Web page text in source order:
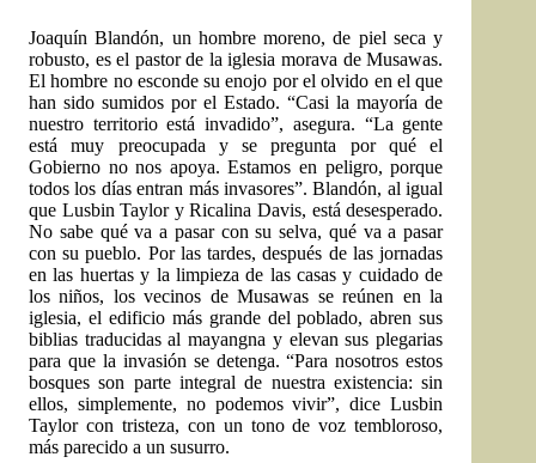
Joaquín Blandón, un hombre moreno, de piel seca y
robusto, es el pastor de la iglesia morava de Musawas.
El hombre no esconde su enojo por el olvido en el que
han sido sumidos por el Estado. “Casi la mayoría de
nuestro territorio está invadido”, asegura. “La gente
está muy preocupada y se pregunta por qué el
Gobierno no nos apoya. Estamos en peligro, porque
todos los días entran más invasores”. Blandón, al igual
que Lusbin Taylor y Ricalina Davis, está desesperado.
No sabe qué va a pasar con su selva, qué va a pasar
con su pueblo. Por las tardes, después de las jornadas
en las huertas y la limpieza de las casas y cuidado de
los niños, los vecinos de Musawas se reúnen en la
iglesia, el edificio más grande del poblado, abren sus
biblias traducidas al mayangna y elevan sus plegarias
para que la invasión se detenga. “Para nosotros estos
bosques son parte integral de nuestra existencia: sin
ellos, simplemente, no podemos vivir”, dice Lusbin
Taylor con tristeza, con un tono de voz tembloroso,
más parecido a un susurro.